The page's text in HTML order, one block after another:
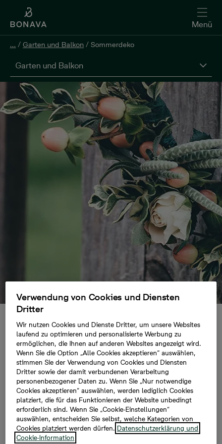
Menü
... / Garten und Balkon / Sommerdeko
Garten und Balkon
Sommerdeko
Wir verraten Ihnen, wie Sie den Sommer mit
einfachen Tricks und kreativen Ideen in Ihr
Zuhause einziehen lassen.
Im Sommer gibt es kaum einen schöneren Ort als den
eigenen Balkon oder ein Garten vor der Haustür.
Lassen Sie sich in Ihrem neuen Zuhause die Sonne auf
Verwendung von Cookies und Diensten
Dritter
Wir nutzen Cookies und Dienste Dritter, um unsere Websites
laufend zu optimieren und personalisierte Werbung zu
ermöglichen, die Ihnen auf anderen Websites angezeigt wird.
Wenn Sie die Option „Alle Cookies akzeptieren“ auswählen,
stimmen Sie der Verwendung von Cookies und Diensten
Dritter sowie der damit verbundenen Verarbeitung
personenbezogener Daten zu. Wenn Sie „Nur notwendige
Cookies akzeptieren“ auswählen, werden lediglich Cookies
platziert, die für das Funktionieren der Website unbedingt
erforderlich sind. Wenn Sie „Cookie-Einstellungen“
auswählen, entscheiden Sie selbst, welche Kategorien von
Cookies platziert werden dürfen. Datenschutzerklärung und
Cookie-Information